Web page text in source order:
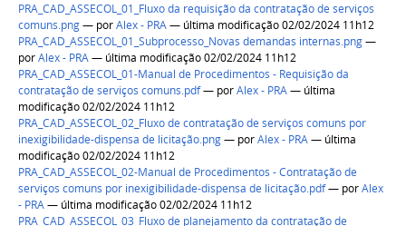
PRA_CAD_ASSECOL_01_Fluxo da requisição da contratação de serviços
comuns.png— porAlex - PRA— última modificação 02/02/2024 11h12
PRA_CAD_ASSECOL_01_Subprocesso_Novas demandas internas.png—
porAlex - PRA— última modificação 02/02/2024 11h12
PRA_CAD_ASSECOL_01-Manual de Procedimentos - Requisição da
contratação de serviços comuns.pdf— porAlex - PRA— última
modificação 02/02/2024 11h12
PRA_CAD_ASSECOL_02_Fluxo de contratação de serviços comuns por
inexigibilidade-dispensa de licitação.png— porAlex - PRA— última
modificação 02/02/2024 11h12
PRA_CAD_ASSECOL_02-Manual de Procedimentos - Contratação de
serviços comuns por inexigibilidade-dispensa de licitação.pdf— porAlex
- PRA— última modificação 02/02/2024 11h12
PRA_CAD_ASSECOL_03_Fluxo de planejamento da contratação de